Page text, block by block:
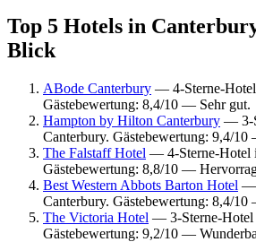
Top 5 Hotels in
Blick
ABode Canterbury — 4-Sterne-
Gästebewertung: 8,4/10 — Sehr gut.
Hampton by Hilton Canterbury — 3-
Canterbury. Gästebewertung: 9,4/
The Falstaff Hotel — 4-Sterne-Hotel
Gästebewertung: 8,8/10 —
Best Western Abbots Barton Hotel —
Canterbury. Gästebewertung: 8,4/
The Victoria Hotel — 3-Sterne-Hotel
Gästebewertung: 9,2/10 —